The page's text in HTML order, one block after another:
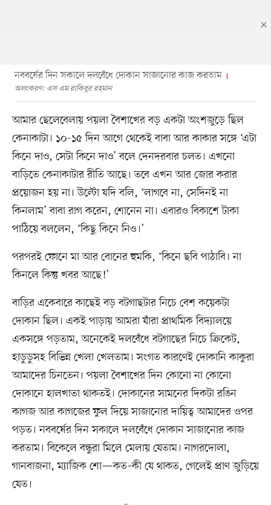
নববর্ষের দিন সকালে দলবেঁধে দোকান সাজানোর কাজ করতাম
অলংকরণ: এস এম রাকিবুর রহমান
আমার ছেলেবেলায় পয়লা বৈশাখের বড় একটা অংশজুড়ে ছিল
কেনাকাটা। ১০-১৫ দিন আগে থেকেই বাবা আর কাকার সঙ্গে ‘এটা
কিনে দাও, সেটা কিনে দাও’ বলে দেনদরবার চলত। এখনো
বাড়িতে কেনাকাটার রীতি আছে। তবে এখন আর জোর করার
প্রয়োজন হয় না। উল্টো যদি বলি, ‘লাগবে না, সেদিনই না
কিনলাম’ বাবা রাগ করেন, শোনেন না। এবারও বিকাশে টাকা
পাঠিয়ে বললেন, ‘কিছু কিনে নিও।’
পরপরই ফোনে মা আর বোনের হুমকি, ‘কিনে ছবি পাঠাবি। না
কিনলে কিন্তু খবর আছে!’
বাড়ির একেবারে কাছেই বড় বটগাছটার নিচে বেশ কয়েকটা
দোকান ছিল। একই পাড়ায় আমরা যাঁরা প্রাথমিক বিদ্যালয়ে
একসঙ্গে পড়তাম, অনেকেই দলবেঁধে বটগাছের নিচে ক্রিকেট,
হাডুডুসহ বিভিন্ন খেলা খেলতাম। সংগত কারণেই দোকানি কাকুরা
আমাদের চিনতেন। পয়লা বৈশাখের দিন কোনো না কোনো
দোকানে হালখাতা থাকতই। দোকানের সামনের দিকটা রঙিন
কাগজ আর কাগজের ফুল দিয়ে সাজানোর দায়িত্ব আমাদের ওপর
পড়ত। নববর্ষের দিন সকালে দলবেঁধে দোকান সাজানোর কাজ
করতাম। বিকেলে বন্ধুরা মিলে মেলায় যেতাম। নাগরদোলা,
গানবাজনা, ম্যাজিক শো—কত–কী যে থাকত, গেলেই প্রাণ জুড়িয়ে
যেত।